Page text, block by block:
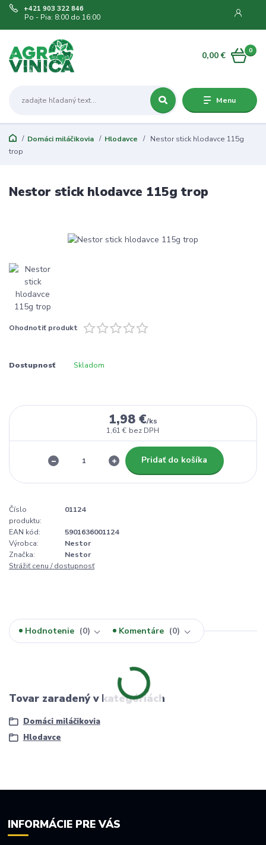
Menu
+421 903 322 846
Po - Pia: 8:00 do 16:00
0
0,00 €
Domáci miláčikovia Hlodavce
Nestor stick hlodavce 115g
trop
Nestor stick hlodavce 115g trop
Ohodnotiť produkt
Dostupnosť Skladom
1,98 €/ks
1,61 € bez DPH
Pridať do košíka
Číslo
produktu:
01124
EAN kód:
5901636001124
Výrobca:
Nestor
Značka:
Nestor
Strážiť cenu / dostupnosť
Hodnotenie 0 Komentáre 0
Tovar zaradený v kategóriách
Domáci miláčikovia
Hlodavce
INFORMÁCIE PRE VÁS